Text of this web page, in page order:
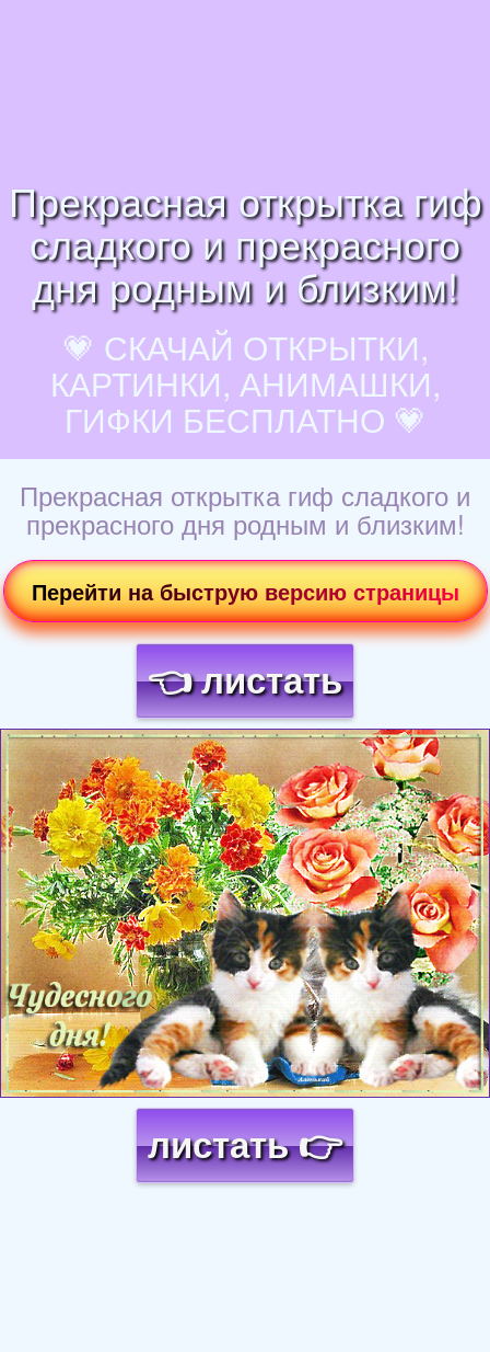
Прекрасная открытка гиф
сладкого и прекрасного
дня родным и близким!
💗 СКАЧАЙ ОТКРЫТКИ,
КАРТИНКИ, АНИМАШКИ,
ГИФКИ БЕСПЛАТНО 💗
Прекрасная открытка гиф сладкого и
прекрасного дня родным и близким!
Перейти на быструю версию страницы
👈 листать
Загрузка картинки...
листать 👉